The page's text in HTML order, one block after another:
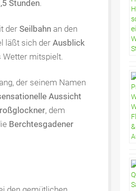
Stunden.
der Seilbahn an den
läßt sich der Ausblick
Wetter mitspielt.
der seinem Namen
Aussicht
, dem
Berchtesgadener